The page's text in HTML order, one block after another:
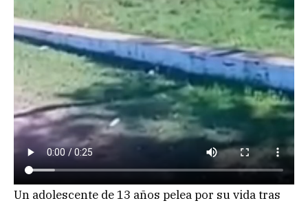
Un adolescente de 13 años pelea por su vida tras